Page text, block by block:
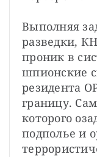
Выполняя
разведки,
проник в
шпионские
резидента
границу.
которого
подполье и